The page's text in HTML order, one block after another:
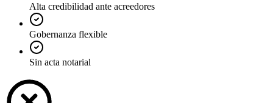
Alta credibilidad ante acreedores
Gobernanza flexible
Sin acta notarial